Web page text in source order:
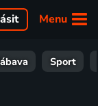
Menu
Sport